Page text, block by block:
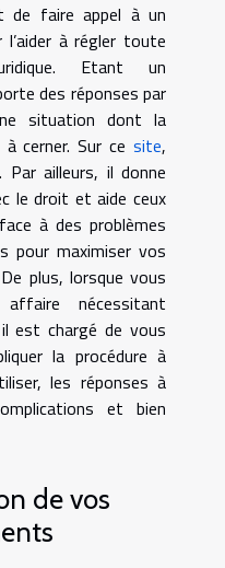
de faire appel à un
à régler toute
Etant un
des réponses par
situation dont la
cerner. Sur ce site,
Par ailleurs, il donne
le droit et aide ceux
à des problèmes
pour maximiser vos
plus, lorsque vous
nécessitant
il est chargé de vous
la procédure à
les réponses à
et bien
de vos